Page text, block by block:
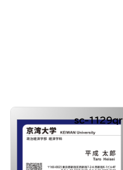
sc-1129qr